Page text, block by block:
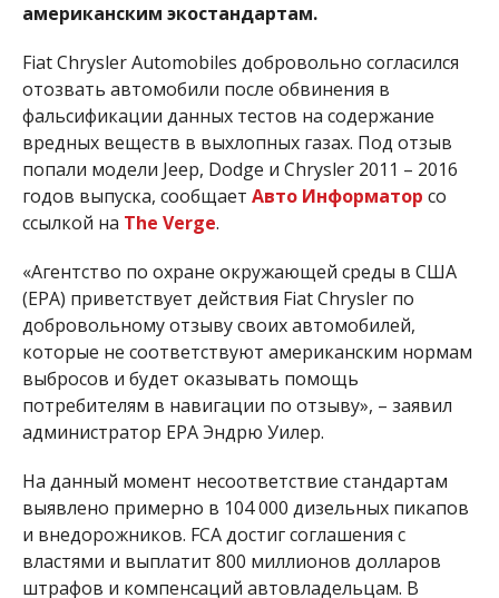
американским экостандартам.
Fiat Chrysler Automobiles добровольно согласился
отозвать автомобили после обвинения в
фальсификации данных тестов на содержание
вредных веществ в выхлопных газах. Под отзыв
попали модели Jeep, Dodge и Chrysler 2011 – 2016
годов выпуска, сообщает Авто Информатор со
ссылкой на The Verge.
«Агентство по охране окружающей среды в США
(EPA) приветствует действия Fiat Chrysler по
добровольному отзыву своих автомобилей,
которые не соответствуют американским нормам
выбросов и будет оказывать помощь
потребителям в навигации по отзыву», – заявил
администратор EPA Эндрю Уилер.
На данный момент несоответствие стандартам
выявлено примерно в 104 000 дизельных пикапов
и внедорожников. FCA достиг соглашения с
властями и выплатит 800 миллионов долларов
штрафов и компенсаций автовладельцам. В